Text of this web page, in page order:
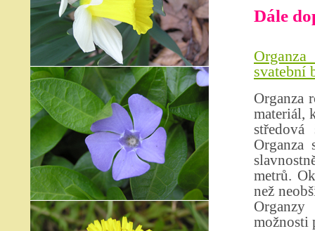
Dále
svatební
Organza
materiál,
Organza
metrů.
než
možnosti